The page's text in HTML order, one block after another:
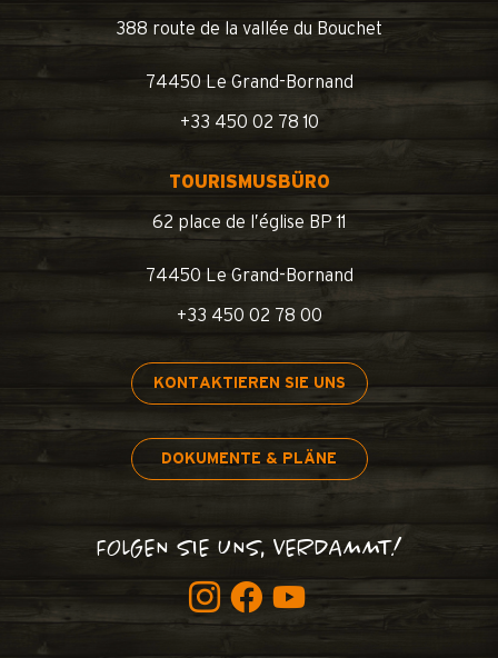
388 route de la vallée du Bouchet
74450 Le Grand-Bornand
+33 450 02 78 10
TOURISMUSBÜRO
62 place de l’église BP 11
74450 Le Grand-Bornand
+33 450 02 78 00
KONTAKTIEREN SIE UNS
DOKUMENTE & PLÄNE
FOLGEN SIE UNS, VERDAMMT!